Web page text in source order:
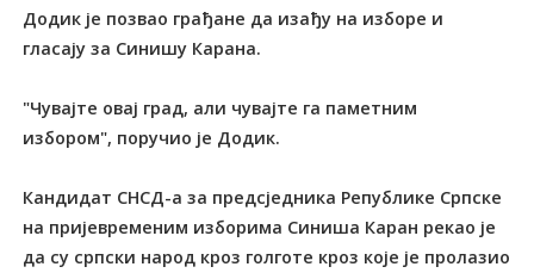
Додик је позвао грађане да изађу на изборе и
гласају за Синишу Карана.
"Чувајте овај град, али чувајте га паметним
избором", поручио је Додик.
Кандидат СНСД-а за предсједника Републике Српске
на пријевременим изборима Синиша Каран рекао је
да су српски народ кроз голготе кроз које је пролазио